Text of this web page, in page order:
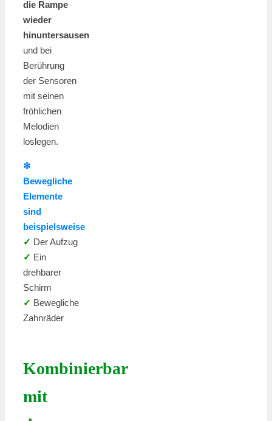
die Rampe
wieder
hinuntersausen
und bei
Berührung
der Sensoren
mit seinen
fröhlichen
Melodien
loslegen.
✻
Bewegliche
Elemente
sind
beispielsweise
✓ Der Aufzug
✓ Ein
drehbarer
Schirm
✓ Bewegliche
Zahnräder
Kombinierbar
mit